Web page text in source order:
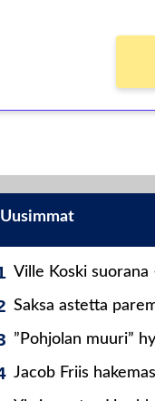
Uusimmat
Ville Koski suorana
Saksa astetta
”Pohjolan muuri”
Jacob Friis